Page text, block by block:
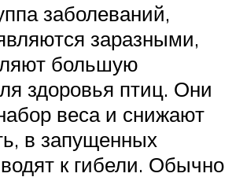
заболеваний,
заразными,
большую
здоровья птиц. Они
веса и снижают
в запущенных
к гибели. Обычно